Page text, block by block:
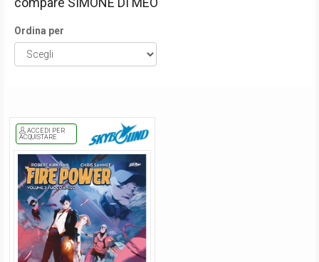
Ordina per
ACCEDI PER
ACQUISTARE